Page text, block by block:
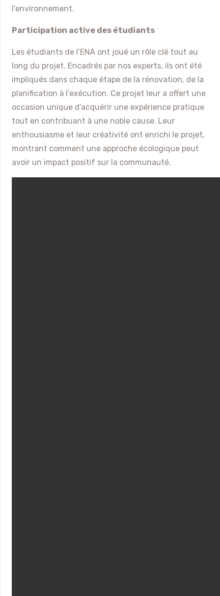
l’environnement.
Participation active des étudiants
Les étudiants de l’ENA ont joué un rôle clé tout au
long du projet. Encadrés par nos experts, ils ont été
impliqués dans chaque étape de la rénovation, de la
planification à l’exécution. Ce projet leur a offert une
occasion unique d’acquérir une expérience pratique
tout en contribuant à une noble cause. Leur
enthousiasme et leur créativité ont enrichi le projet,
montrant comment une approche écologique peut
avoir un impact positif sur la communauté.